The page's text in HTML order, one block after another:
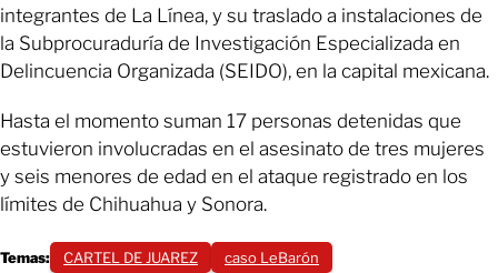
integrantes de La Línea, y su traslado a instalaciones de
la Subprocuraduría de Investigación Especializada en
Delincuencia Organizada (SEIDO), en la capital mexicana.
Hasta el momento suman 17 personas detenidas que
estuvieron involucradas en el asesinato de tres mujeres
y seis menores de edad en el ataque registrado en los
límites de Chihuahua y Sonora.
Temas: CARTEL DE JUAREZ caso LeBarón